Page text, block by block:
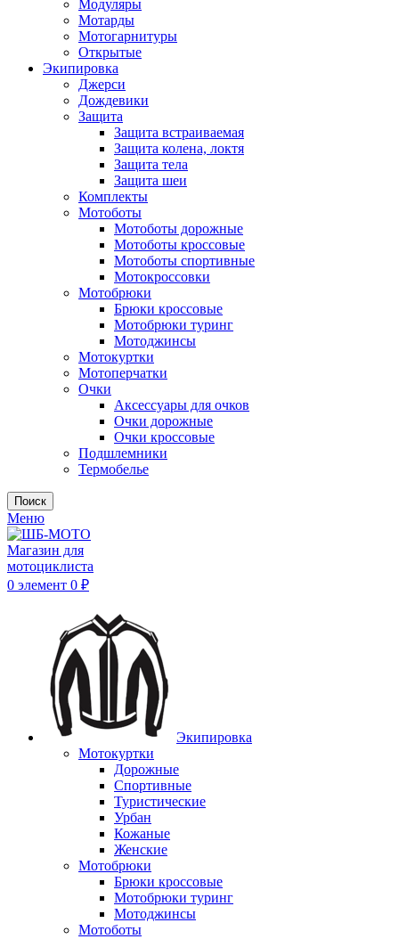
Модуляры
Мотарды
Мотогарнитуры
Открытые
Экипировка
Джерси
Дождевики
Защита
Защита встраиваемая
Защита колена, локтя
Защита тела
Защита шеи
Комплекты
Мотоботы
Мотоботы дорожные
Мотоботы кроссовые
Мотоботы спортивные
Мотокроссовки
Мотобрюки
Брюки кроссовые
Мотобрюки туринг
Мотоджинсы
Мотокуртки
Мотоперчатки
Очки
Аксессуары для очков
Очки дорожные
Очки кроссовые
Подшлемники
Термобелье
Поиск
Меню
0 элемент 0 ₽
Экипировка
Мотокуртки
Дорожные
Спортивные
Туристические
Урбан
Кожаные
Женские
Мотобрюки
Брюки кроссовые
Мотобрюки туринг
Мотоджинсы
Мотоботы